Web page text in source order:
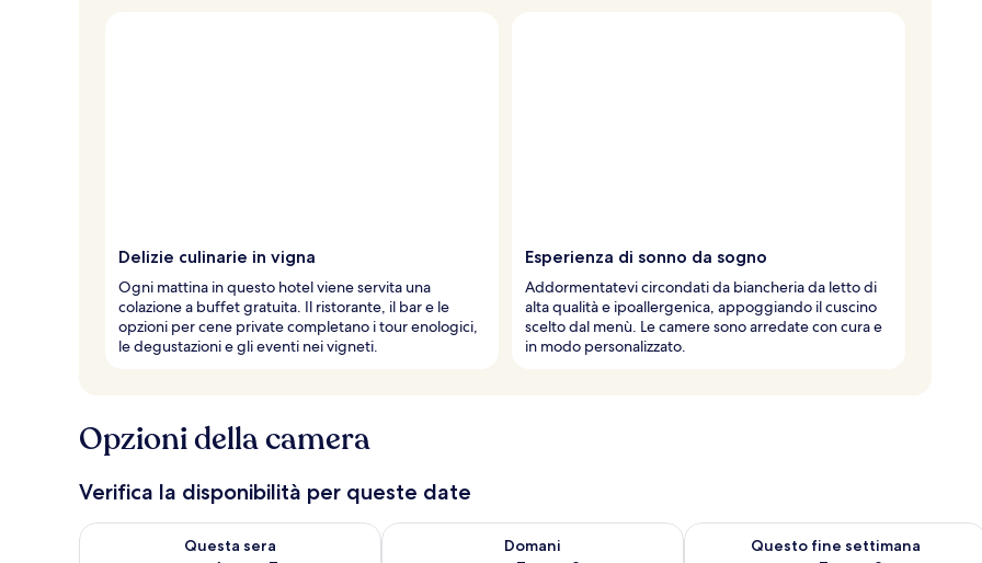
Delizie culinarie in vigna
Ogni mattina in questo hotel viene servita una
colazione a buffet gratuita. Il ristorante, il bar e le
opzioni per cene private completano i tour enologici,
le degustazioni e gli eventi nei vigneti.
Esperienza di sonno da sogno
Addormentatevi circondati da biancheria da letto di
alta qualità e ipoallergenica, appoggiando il cuscino
scelto dal menù. Le camere sono arredate con cura e
in modo personalizzato.
Opzioni della camera
Verifica la disponibilità per queste date
Questa sera
Verifica la disponibilità per questa sera, ago 6 - ago 7
Domani
Verifica la disponibilità per domani, ago 7 - ago 8
Questo fine settimana
Verifica la disponibilità per questo